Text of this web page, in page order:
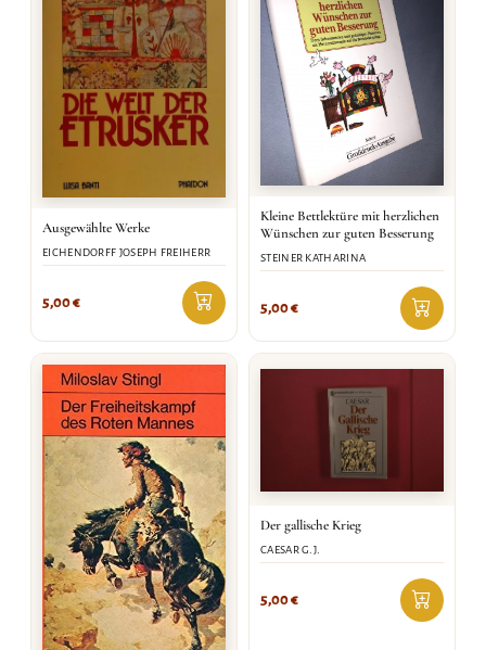
Ausgewählte Werke
EICHENDORFF JOSEPH FREIHERR
5,00€
Kleine Bettlektüre mit herzlichen
Wünschen zur guten Besserung
STEINER KATHARINA
5,00€
Der gallische Krieg
CAESAR G.J.
5,00€